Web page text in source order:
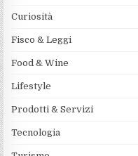
Curiosità
Fisco & Leggi
Food & Wine
Lifestyle
Prodotti & Servizi
Tecnologia